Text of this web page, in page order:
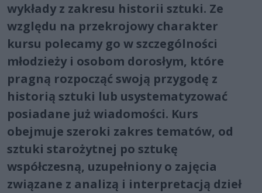
wykłady z zakresu historii sztuki. Ze
względu na przekrojowy charakter
kursu polecamy go w szczególności
młodzieży i osobom dorosłym, które
pragną rozpocząć swoją przygodę z
historią sztuki lub usystematyzować
posiadane już wiadomości. Kurs
obejmuje szeroki zakres tematów, od
sztuki starożytnej po sztukę
współczesną, uzupełniony o zajęcia
związane z analizą i interpretacją dzieł